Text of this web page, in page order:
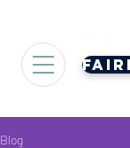
Blog